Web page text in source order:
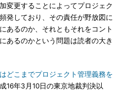
変更することによってプロジェク
発しており、その責任が野放図に
あるのか、それともそれをコント
あるのかという問題は読者の大き
どこまでプロジェクト管理義務を
16年3月10日の東京地裁判決以